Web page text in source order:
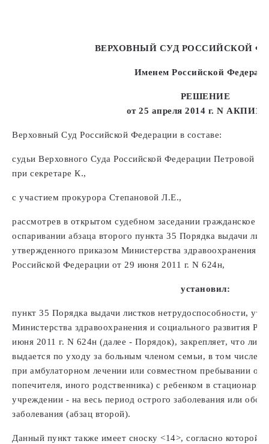
ВЕРХОВНЫЙ СУД РОССИЙСКОЙ
Именем Российской
РЕШЕНИЕ
от 25 апреля 2014 г. N
Верховный Суд Российской Федерации в составе:
судьи Верховного Суда Российской Федерации Петровой
при секретаре К.,
с участием прокурора Степановой Л.Е.,
рассмотрев в открытом судебном заседании гражданское
оспаривании абзаца второго пункта 35 Порядка выдачи
утвержденного приказом Министерства здравоохранения и
Российской Федерации от 29 июня 2011 г. N 624н,
установил:
пункт 35 Порядка выдачи листков нетрудоспособности,
Министерства здравоохранения и социального развития
июня 2011 г. N 624н (далее - Порядок), закрепляет, что
выдается по уходу за больным членом семьи, в том числе
при амбулаторном лечении или совместном пребывании
попечителя, иного родственника) с ребенком в
учреждении - на весь период острого заболевания или
заболевания (абзац второй).
Данный пункт также имеет сноску <14>, согласно которой